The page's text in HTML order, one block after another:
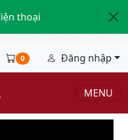
thoại
0 Đăng nhập
MENU